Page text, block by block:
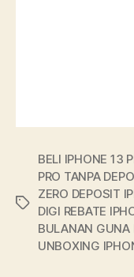
BELI IPHONE 13
PRO TANPA
ZERO DEPOSIT
DIGI REBATE
BULANAN GUNA
UNBOXING